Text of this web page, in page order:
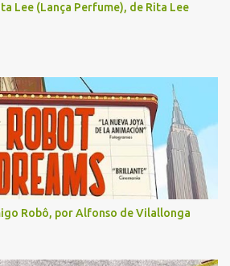
Lee (Lança Perfume), de Rita Lee
Robô, por Alfonso de Vilallonga